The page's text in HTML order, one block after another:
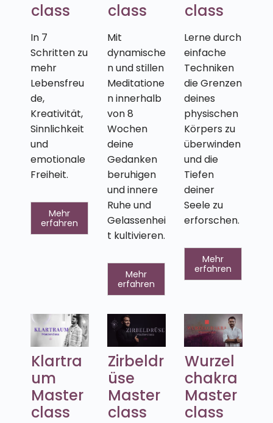
class
In 7
Schritten zu
mehr
Lebensfreu
de,
Kreativität,
Sinnlichkeit
und
emotionale
Freiheit.
Mehr
erfahren
class
Mit
dynamische
n und stillen
Meditatione
n innerhalb
von 8
Wochen
deine
Gedanken
beruhigen
und innere
Ruhe und
Gelassenhei
t kultivieren.
Mehr
erfahren
class
Lerne durch
einfache
Techniken
die Grenzen
deines
physischen
Körpers zu
überwinden
und die
Tiefen
deiner
Seele zu
erforschen.
Mehr
erfahren
Klartra
um
Master
class
Zirbeldr
üse
Master
class
Wurzel
chakra
Master
class